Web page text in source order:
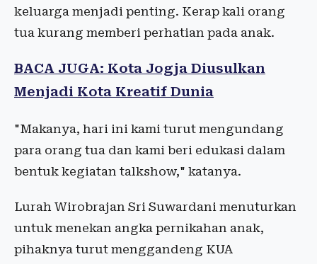
keluarga menjadi penting. Kerap kali orang
tua kurang memberi perhatian pada anak.
BACA JUGA: Kota Jogja Diusulkan
Menjadi Kota Kreatif Dunia
"Makanya, hari ini kami turut mengundang
para orang tua dan kami beri edukasi dalam
bentuk kegiatan talkshow," katanya.
Lurah Wirobrajan Sri Suwardani menuturkan
untuk menekan angka pernikahan anak,
pihaknya turut menggandeng KUA